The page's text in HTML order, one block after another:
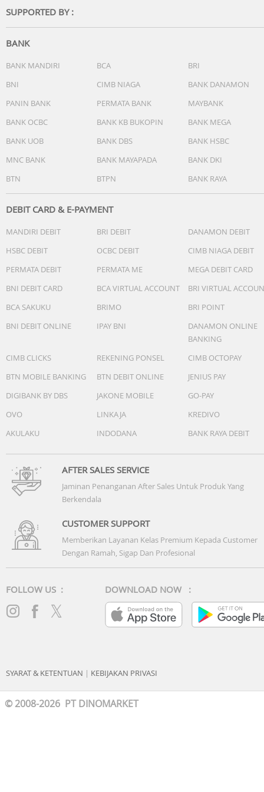
SUPPORTED BY :
BANK
BANK MANDIRI BCA
BRI
BNI
CIMB NIAGA
BANK DANAMON
PANIN BANK
PERMATA BANK
MAYBANK
BANK OCBC
BANK KB BUKOPIN
BANK MEGA
BANK UOB
BANK DBS
BANK HSBC
MNC BANK
BANK MAYAPADA
BANK DKI
BTN
BTPN BANK RAYA
DEBIT CARD & E-PAYMENT
MANDIRI DEBIT BRI DEBIT
DANAMON DEBIT
HSBC DEBIT
OCBC DEBIT
CIMB NIAGA DEBIT
PERMATA DEBIT
PERMATA ME
MEGA DEBIT CARD
BNI DEBIT CARD
BCA VIRTUAL ACCOUNT
BRI VIRTUAL
BCA SAKUKU
BRIMO
BRI POINT
BNI DEBIT ONLINE
IPAY BNI
DANAMON ONLINE
BANKING
CIMB CLICKS
REKENING PONSEL
CIMB OCTOPAY
BTN MOBILE BANKING
BTN DEBIT ONLINE
JENIUS PAY
DIGIBANK BY DBS
JAKONE MOBILE
GO-PAY
OVO
LINKAJA
KREDIVO
AKULAKU
INDODANA BANK RAYA DEBIT
AFTER SALES SERVICE
Jaminan Penanganan After Sales Untuk Produk Yang
Berkendala
CUSTOMER SUPPORT
Memberikan Layanan Kelas Premium Kepada Customer
Dengan Ramah, Sigap Dan Profesional
FOLLOW US : DOWNLOAD NOW :
SYARAT & KETENTUAN | KEBIJAKAN PRIVASI
© 2008-2026 PT DINOMARKET